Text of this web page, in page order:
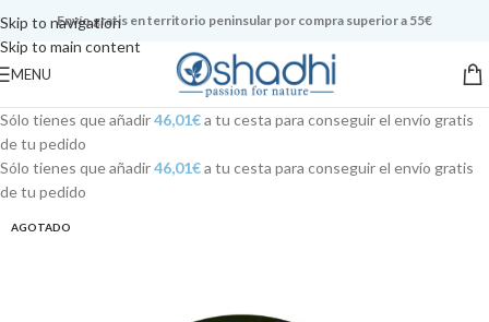
Skip to navigation
Skip to main content
Envío gratis en territorio peninsular por compra superior a 55€
MENU
Sólo tienes que añadir46,01€a tu cesta para conseguir el envío gratis
de tu pedido
Sólo tienes que añadir46,01€a tu cesta para conseguir el envío gratis
de tu pedido
AGOTADO